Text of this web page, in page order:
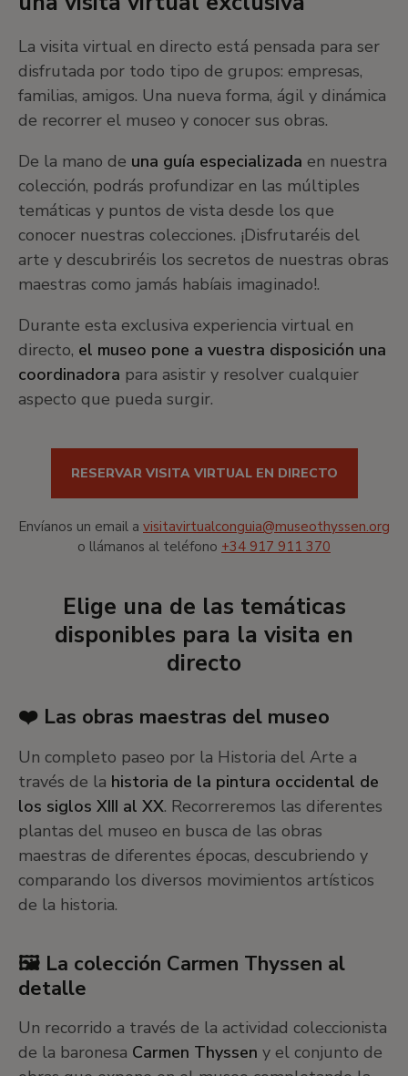
La visita virtual en directo está pensada para ser
disfrutada por todo tipo de grupos: empresas,
familias, amigos. Una nueva forma, ágil y dinámica
de recorrer el museo y conocer sus obras.
De la mano de una guía especializada en nuestra
colección, podrás profundizar en las múltiples
temáticas y puntos de vista desde los que
conocer nuestras colecciones. ¡Disfrutaréis del
arte y descubriréis los secretos de nuestras obras
maestras como jamás habíais imaginado!.
Durante esta exclusiva experiencia virtual en
directo, el museo pone a vuestra disposición una
coordinadora para asistir y resolver cualquier
aspecto que pueda surgir.
RESERVAR VISITA VIRTUAL EN DIRECTO
Envíanos un email a visitavirtualconguia@museothyssen.org
o llámanos al teléfono +34 917 911 370
Elige una de las temáticas
disponibles para la visita en
directo
❤️ Las obras maestras del museo
Un completo paseo por la Historia del Arte a
través de la historia de la pintura occidental de
los siglos XIII al XX. Recorreremos las diferentes
plantas del museo en busca de las obras
maestras de diferentes épocas, descubriendo y
comparando los diversos movimientos artísticos
de la historia.
🖼 La colección Carmen Thyssen al
detalle
Un recorrido a través de la actividad coleccionista
de la baronesa Carmen Thyssen y el conjunto de